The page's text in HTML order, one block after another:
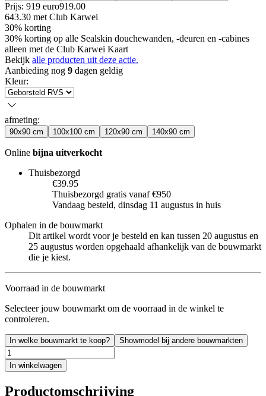
Prijs: 919 euro919.00
643.30 met Club Karwei
30% korting
30% korting op alle Sealskin douchewanden, -deuren en -cabines
alleen met de Club Karwei Kaart
Bekijk alle producten uit deze actie.
Aanbieding nog 9 dagen geldig
Kleur:
afmeting:
90x90 cm 100x100 cm 120x90 cm 140x90 cm
Online bijna uitverkocht
Thuisbezorgd
€39.95
Thuisbezorgd gratis vanaf €950
Vandaag besteld, dinsdag 11 augustus in huis
Ophalen in de bouwmarkt
Dit artikel wordt voor je besteld en kan tussen 20 augustus en
25 augustus worden opgehaald afhankelijk van de bouwmarkt
die je kiest.
Voorraad in de bouwmarkt
Selecteer jouw bouwmarkt om de voorraad in de winkel te
controleren.
In welke bouwmarkt te koop? Showmodel bij andere bouwmarkten
In winkelwagen
Productomschrijving